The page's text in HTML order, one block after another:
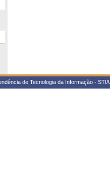
de Tecnologia da Informação -